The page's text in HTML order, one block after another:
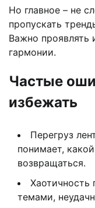
Но главное – не
пропускать
Важно проявлять
гармонии.
Частые
избежать
Перегруз
понимает,
возвращаться.
темами,